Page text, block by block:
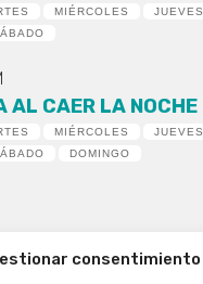
consentimiento
MIÉRCOLES
JUEVES
AL CAER LA NOCHE
MIÉRCOLES
JUEVES
DOMINGO